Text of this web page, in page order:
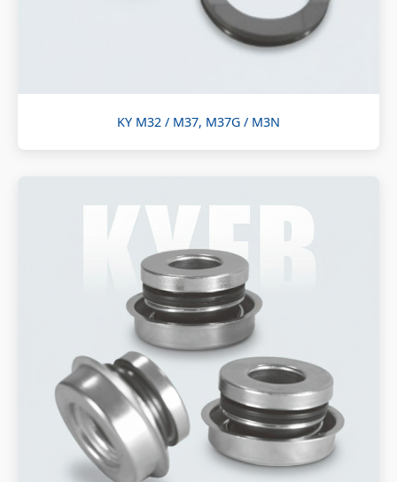
KY M32 / M37, M37G / M3N